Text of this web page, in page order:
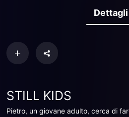
Dettagli
STILL KIDS
Pietro, un giovane adulto, cerca di